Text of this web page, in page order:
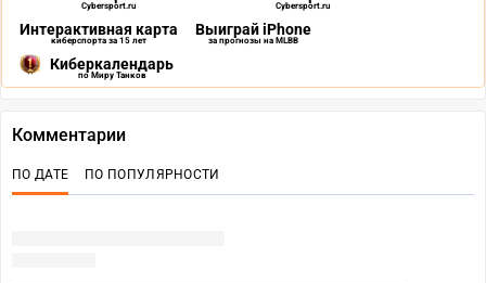
Cybersport.ru Cybersport.ru
Интерактивная карта
киберспорта за 15 лет
Выиграй iPhone
за прогнозы на MLBB
Киберкалендарь
по Миру Танков
Комментарии
ПО ДАТЕ ПО ПОПУЛЯРНОСТИ